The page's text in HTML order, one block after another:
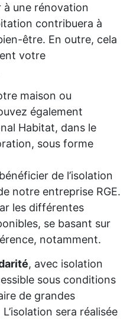
une rénovation
contribuera à
être. En outre, cela
votre
maison ou
également
Habitat, dans le
sous forme
de l’isolation
notre entreprise RGE.
les différentes
se basant sur
notamment.
, avec isolation
sous conditions
de grandes
sera réalisée